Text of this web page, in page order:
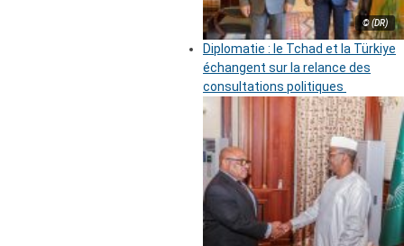
© (DR)
Diplomatie : le Tchad et la Türkiye
échangent sur la relance des
consultations politiques